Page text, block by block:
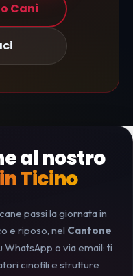
Cani
al nostro
Ticino
passi la giornata in
e riposo, nel Cantone
o via email: ti
cinofili e strutture